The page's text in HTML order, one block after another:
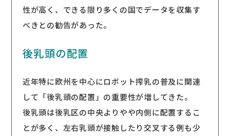
性が高く、できる限り多くの国でデータを収集す
べきとの勧告があった。
後乳頭の配置
近年特に欧州を中心にロボット搾乳の普及に関連
して「後乳頭の配置」の重要性が増してきた。
後乳頭は後乳区の中央よりやや内側に配置するこ
とが多く、左右乳頭が接触したり交叉する例も少